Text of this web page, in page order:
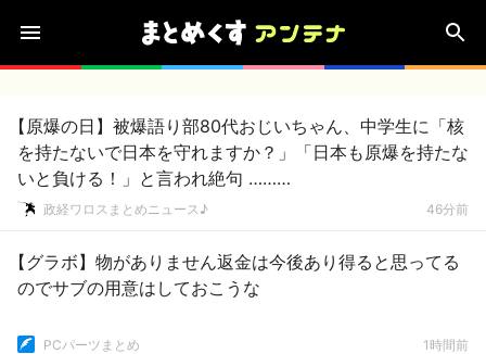
【原爆の日】被爆語り部80代おじいちゃん、中学生に「核
を持たないで日本を守れますか？」「日本も原爆を持たな
いと負ける！」と言われ絶句 ………
政経ワロスまとめニュース♪ 46分前
【グラボ】物がありません返金は今後あり得ると思ってる
のでサブの用意はしておこうな
PCパーツまとめ 1時間前